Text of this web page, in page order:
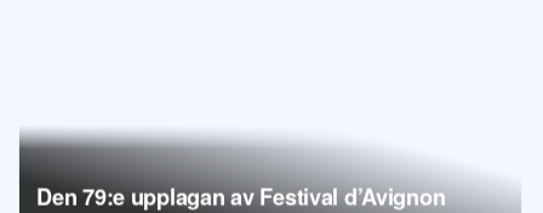
Den 79:e upplagan av Festival d’Avignon